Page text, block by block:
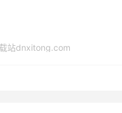
站dnxitong.com